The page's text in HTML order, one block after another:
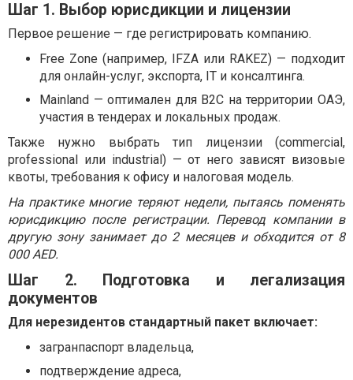
Шаг 1. Выбор юрисдикции и лицензии
Первое решение — где регистрировать компанию.
Free Zone (например, IFZA или RAKEZ) — подходит
для онлайн-услуг, экспорта, IT и консалтинга.
Mainland — оптимален для B2C на территории ОАЭ,
участия в тендерах и локальных продаж.
Также нужно выбрать тип лицензии (commercial,
professional или industrial) — от него зависят визовые
квоты, требования к офису и налоговая модель.
На практике многие теряют недели, пытаясь поменять
юрисдикцию после регистрации. Перевод компании в
другую зону занимает до 2 месяцев и обходится от 8
000 AED.
Шаг 2. Подготовка и легализация
документов
Для нерезидентов стандартный пакет включает:
загранпаспорт владельца,
подтверждение адреса,